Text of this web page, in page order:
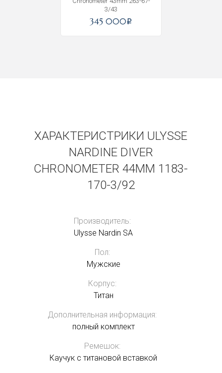
3/43
345 000i
ХАРАКТЕРИСТРИКИ ULYSSE
NARDINE DIVER
CHRONOMETER 44MM 1183-
170-3/92
Производитель:
Ulysse Nardin SA
Пол:
Мужские
Корпус:
Титан
Дополнительная информация:
полный комплект
Ремешок:
Каучук с титановой вставкой